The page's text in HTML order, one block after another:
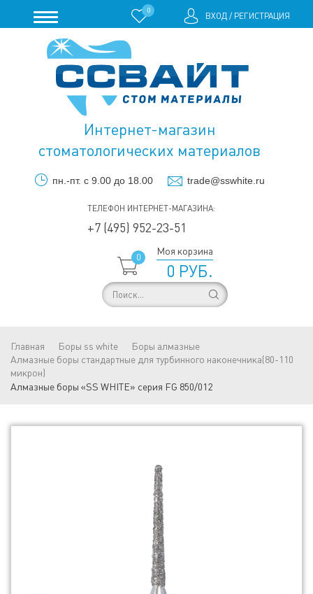
0
ВХОД/ РЕГИСТРАЦИЯ
Интернет-магазин
стоматологических материалов
пн.-пт. с 9.00 до 18.00 trade@sswhite.ru
ТЕЛЕФОН ИНТЕРНЕТ-МАГАЗИНА:
+7 (495) 952-23-51
0
Моя корзина
0 РУБ.
Главная Боры ss white
Боры алмазные
Алмазные боры стандартные для турбинного наконечника(80-110
микрон)
Алмазные боры «SS WHITE» серия FG 850/012